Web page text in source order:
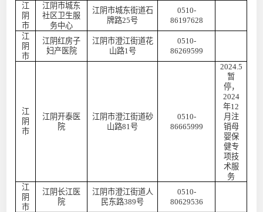
江
阴
市
江阴市城东
社区卫生服
务中心
江阴市城东街道石
牌路25号
0510-
86197628
江
阴
市
江阴红房子
妇产医院
江阴市澄江街道花
山路1号
0510-
86269599
江
阴
市
江阴开泰医
院
江阴市澄江街道砂
山路81号
0510-
86665999
2024.5
暂
停，
2024
年12
月注
销母
婴保
健专
项技
术服
务
江
阴
市
江阴长江医
院
江阴市澄江街道人
民东路389号
0510-
80629536